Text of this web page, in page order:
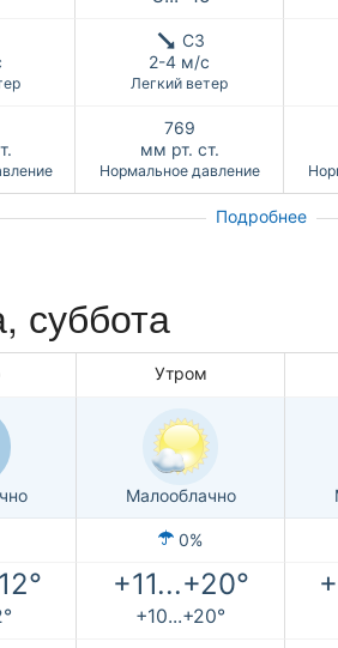
СЗ
2-4 м/с
Легкий ветер
769
мм рт. ст.
Нормальное давление
Подробнее
суббота
Утром
Малооблачно
0%
+11...+20°
+10...+20°